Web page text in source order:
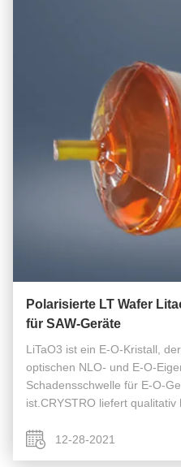
Polarisierte LT Wafer
für SAW-Geräte
LiTaO3 ist ein E-O-Kristall,
optischen NLO- und E-O-
Schadensschwelle für E-O-
ist.CRYSTRO liefert
andere Spezifikationen auf
12-28-2021